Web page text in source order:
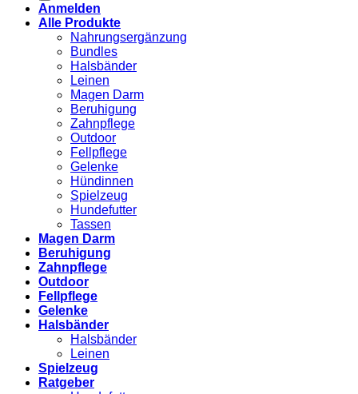
Anmelden
Alle Produkte
Nahrungsergänzung
Bundles
Halsbänder
Leinen
Magen Darm
Beruhigung
Zahnpflege
Outdoor
Fellpflege
Gelenke
Hündinnen
Spielzeug
Hundefutter
Tassen
Magen Darm
Beruhigung
Zahnpflege
Outdoor
Fellpflege
Gelenke
Halsbänder
Halsbänder
Leinen
Spielzeug
Ratgeber